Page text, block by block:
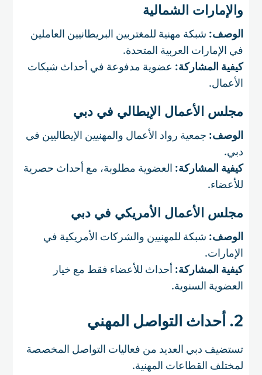
والإمارات الشمالية
الوصف: شبكة مهنية للمغتربين البريطانيين العاملين
في الإمارات العربية المتحدة.
كيفية المشاركة: عضوية مدفوعة في أحداث شبكات
الأعمال.
مجلس الأعمال الإيطالي في دبي
الوصف: جمعية رواد الأعمال والمهنيين الإيطاليين في
دبي.
كيفية المشاركة: العضوية مطلوبة، مع أحداث حصرية
للأعضاء.
مجلس الأعمال الأمريكي في دبي
الوصف: شبكة للمهنيين والشركات الأمريكية في
الإمارات.
كيفية المشاركة: أحداث للأعضاء فقط مع خيار
العضوية السنوية.
2. أحداث التواصل المهني
تستضيف دبي العديد من فعاليات التواصل المخصصة
لمختلف القطاعات المهنية.